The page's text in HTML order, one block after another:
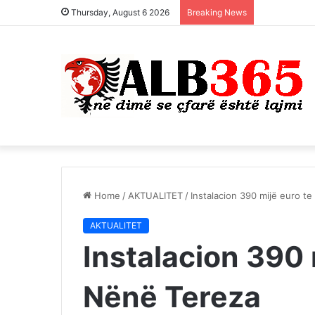
Thursday, August 6 2026 Breaking News
Home / AKTUALITET / Instalacion 390 mijë euro
AKTUALITET
Instalacion 390
Nënë Tereza